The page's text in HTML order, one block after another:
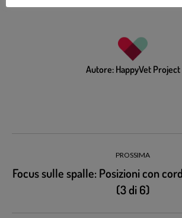
Autore:HappyVet Project
PROSSIMA
Focus sulle spalle: Posizioni con
(3 di 6)